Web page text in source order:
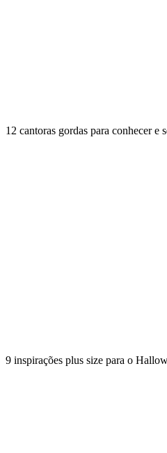
12 cantoras gordas para conhecer e
9 inspirações plus size para o